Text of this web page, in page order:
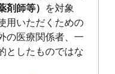
剤師等）
を対象
用いただくための
の医療関係者、一
としたものではな